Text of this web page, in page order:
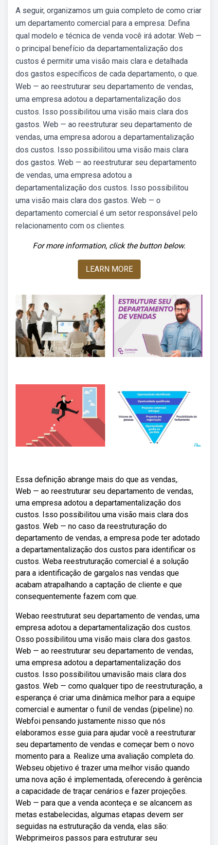
A seguir, organizamos um guia completo de como criar
um departamento comercial para a empresa: Defina
qual modelo e técnica de venda você irá adotar. Web —
o principal benefício da departamentalização dos
custos é permitir uma visão mais clara e detalhada
dos gastos específicos de cada departamento, o que.
Web — ao reestruturar seu departamento de vendas,
uma empresa adotou a departamentalização dos
custos. Isso possibilitou uma visão mais clara dos
gastos. Web — ao reestruturar seu departamento de
vendas, uma empresa adorou a departamentalização
dos custos. Isso possibilitou uma visão mais clara
dos gastos. Web — ao reestruturar seu departamento
de vendas, uma empresa adotou a
departamentalização dos custos. Isso possibilitou
uma visão mais clara dos gastos. Web — o
departamento comercial é um setor responsável pelo
relacionamento com os clientes.
For more information, click the button below.
LEARN MORE
Essa definição abrange mais do que as vendas,.
Web — ao reestruturar seu departamento de vendas,
uma empresa adotou a departamentalização dos
custos. Isso possibilitou uma visão mais clara dos
gastos. Web — no caso da reestruturação do
departamento de vendas, a empresa pode ter adotado
a departamentalização dos custos para identificar os
custos. Weba reestruturação comercial é a solução
para a identificação de gargalos nas vendas que
acabam atrapalhando a captação de cliente e que
consequentemente fazem com que.
Webao reestruturat seu departamento de vendas, uma
empresa adotou a departamentalização dos custos.
Osso possibilitou uma visão mais clara dos gastos.
Web — ao reestruturar seu departamento de vendas,
uma empresa adotou a departamentalização dos
custos. Isso possibilitou umavisão mais clara dos
gastos. Web — como qualquer tipo de reestruturação, a
esperança é criar uma dinâmica melhor para a equipe
comercial e aumentar o funil de vendas (pipeline) no.
Webfoi pensando justamente nisso que nós
elaboramos esse guia para ajudar você a reestruturar
seu departamento de vendas e começar bem o novo
momento para a. Realize uma avaliação completa do.
Webseu objetivo é trazer uma melhor visão quando
uma nova ação é implementada, oferecendo à gerência
a capacidade de traçar cenários e fazer projeções.
Web — para que a venda aconteça e se alcancem as
metas estabelecidas, algumas etapas devem ser
seguidas na estruturação da venda, elas são:
Webprimeiros passos para estruturar seu